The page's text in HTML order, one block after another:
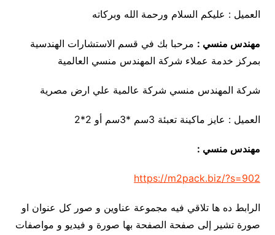
العميل : عليكم السلام ورحمة الله وبركاته
مهندس منسي : مرحبا بك في قسم الاستشارات الهندسية
بمركز خدمة عملاء شركة المهندس منسي العالمية
شركة المهندس منسي شركة عالمية علي ارض مصرية
العميل : عايز ماكينة تعبئة 3سم *3سم أو 2*2
مهندس منسي :
https://m2pack.biz/?s=902
الرابط ده ها تلاقي فيه مجموعة عناوين و صور كل عنوان او
صورة تشير إلى صفحة الصفحة بها صورة و فيديو و مواصفات